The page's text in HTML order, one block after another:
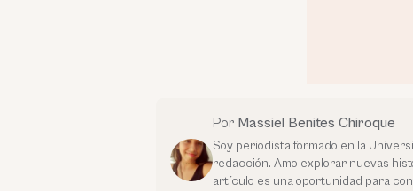
Por Massiel Benites Chiroque
Soy periodista formado en la
redacción. Amo explorar nuevas
artículo es una oportunidad para